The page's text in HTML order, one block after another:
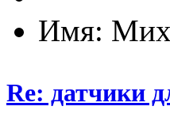
Имя:
Re: датчики